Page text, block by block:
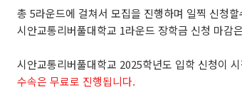
총 5라운드에 걸쳐서 모집을 진행하며 일찍 신청
시안교통리버풀대학교 1라운드 장학금 신청 마감
시안교통리버풀대학교 2025학년도 입학 신청이
수속은 무료로 진행됩니다.